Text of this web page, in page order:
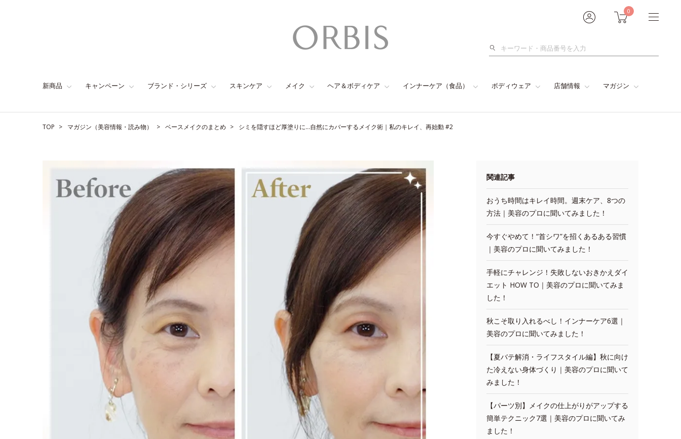
0
検
新商品 キャンペーン ブランド・シリーズ スキンケア メイク ヘア＆ボディケア インナーケア（食品） ボディウェア 店舗情報 マガジン
TOP マガジン（美容情報・読み物） ベースメイクのまとめ シミを隠すほど厚塗りに…自然にカバーするメイク術｜私のキレイ、再始動 #2
関連記事
おうち時間はキレイ時間。週末ケア、8つの
方法｜美容のプロに聞いてみました！
今すぐやめて！“首シワ”を招くあるある習慣
｜美容のプロに聞いてみました！
手軽にチャレンジ！失敗しないおきかえダイ
エット HOW TO｜美容のプロに聞いてみま
した！
秋こそ取り入れるべし！インナーケア6選｜
美容のプロに聞いてみました！
【夏バテ解消・ライフスタイル編】秋に向け
た冷えない身体づくり｜美容のプロに聞いて
みました！
【パーツ別】メイクの仕上がりがアップする
簡単テクニック7選｜美容のプロに聞いてみ
ました！